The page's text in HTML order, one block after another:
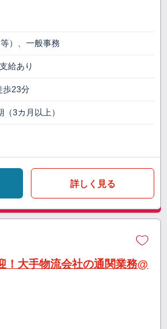
）、一般事務
給あり
歩23分
3カ月以上）
詳しく見る
！大手物流会社の通関業務@